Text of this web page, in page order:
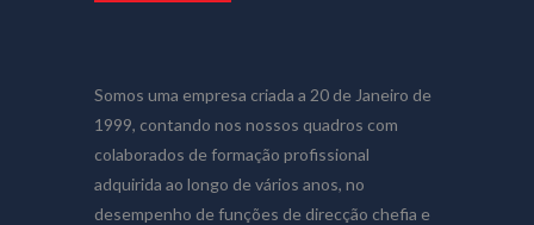
Somos uma empresa criada a 20 de Janeiro de
1999, contando nos nossos quadros com
colaborados de formação profissional
adquirida ao longo de vários anos, no
desempenho de funções de direcção chefia e